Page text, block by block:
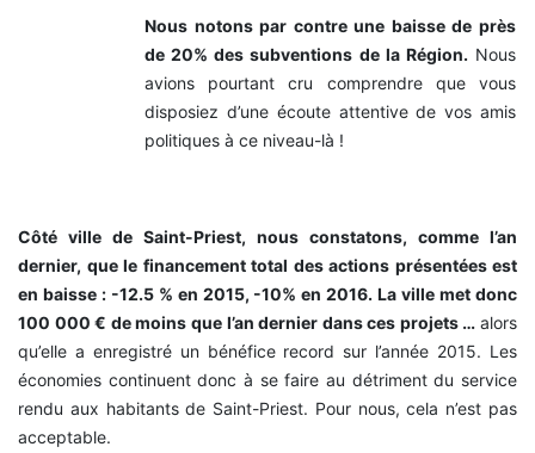
Nous notons par contre une baisse de près
de 20% des subventions de la Région. Nous
avions pourtant cru comprendre que vous
disposiez d’une écoute attentive de vos amis
politiques à ce niveau-là !
Côté ville de Saint-Priest, nous constatons, comme l’an
dernier, que le financement total des actions présentées est
en baisse : -12.5 % en 2015, -10% en 2016. La ville met donc
100 000 € de moins que l’an dernier dans ces projets … alors
qu’elle a enregistré un bénéfice record sur l’année 2015. Les
économies continuent donc à se faire au détriment du service
rendu aux habitants de Saint-Priest. Pour nous, cela n’est pas
acceptable.